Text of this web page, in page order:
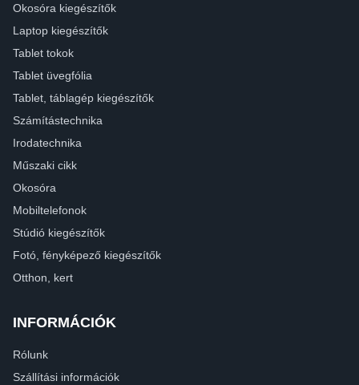
Okosóra kiegészítők
Laptop kiegészítők
Tablet tokok
Tablet üvegfólia
Tablet, táblagép kiegészítők
Számítástechnika
Irodatechnika
Műszaki cikk
Okosóra
Mobiltelefonok
Stúdió kiegészítők
Fotó, fényképező kiegészítők
Otthon, kert
INFORMÁCIÓK
Rólunk
Szállítási információk